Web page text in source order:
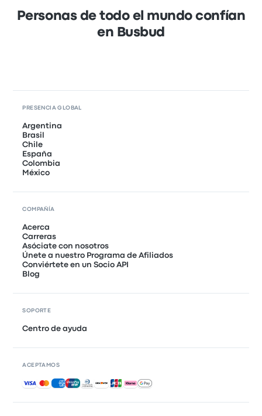
Personas de todo el mundo confían
en Busbud
PRESENCIA GLOBAL
Argentina
Brasil
Chile
España
Colombia
México
COMPAÑÍA
Acerca
Carreras
Asóciate con nosotros
Únete a nuestro Programa de Afiliados
Conviértete en un Socio API
Blog
SOPORTE
Centro de ayuda
ACEPTAMOS
Pagos aceptados